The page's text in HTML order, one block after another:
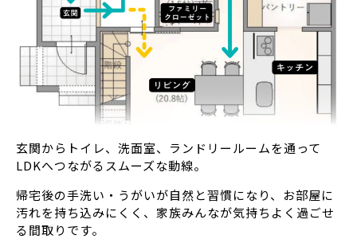
玄関からトイレ、洗面室、ランドリールームを通って
LDKへつながるスムーズな動線。
帰宅後の手洗い・うがいが自然と習慣になり、お部屋に
汚れを持ち込みにくく、家族みんなが気持ちよく過ごせ
る間取りです。